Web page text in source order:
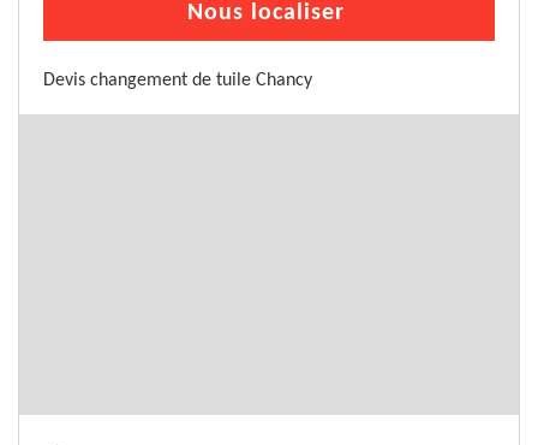
Nous localiser
Devis changement de tuile Chancy